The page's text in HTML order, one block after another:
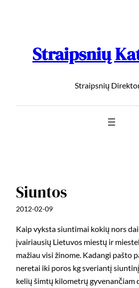
Straipsnių
Straipsnių
Siuntos
2012-02-09
Kaip vyksta siuntimai kokių nors
įvairiausių Lietuvos miestų ir
mažiau visi žinome. Kadangi pašto
neretai iki poros kg sveriantį
kelių šimtų kilometrų gyvenančiam